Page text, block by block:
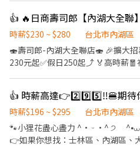
創造一個令人舒服自在的環境，每
開心、樂於工作，展現親切的微笑
煮每一杯咖啡。 【產品服務】 ★從
送到手中的一杯咖啡，星巴克期望
賣的不只是一杯咖啡，而是一種情感、氛圍
市都有專屬的故事，感動與觸動著熟客
傳播且帶來美好體驗。
時薪$230 ~ $280
台北市內湖區
🍣壽司郎-內湖大全聯店🍣 🎉擴大招募🙆‍♀️徵的就是你🎉 💰時薪平日
230元起✅️假日250起⤴️ 🏅高時薪
經驗者也可以加入！！！ ✅️歡迎開
外籍學生、實習簽約。 ✅️彈性排班
長確認班表) ✅️不管是平日早班、週
缺，歡迎直接投遞履歷！ ⭕工作內容 ▪外場🎈 帶客入座→介紹、
時薪$196 ~ $295
台北市內湖區
🐾小狸花盡心盡力 ^• ᵕ •^ ੭ ^⦁⩊⦁^ ੭為你的工作卯足全力🐈‍⬛
👉如果你想找：士林區、內湖區、